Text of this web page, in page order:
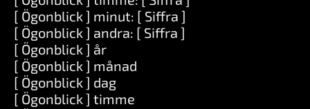
[ Ögonblick ] minut: [ Siffra ]
[ Ögonblick ] andra: [ Siffra ]
[ Ögonblick ] år
[ Ögonblick ] månad
[ Ögonblick ] dag
[ Ögonblick ] timme